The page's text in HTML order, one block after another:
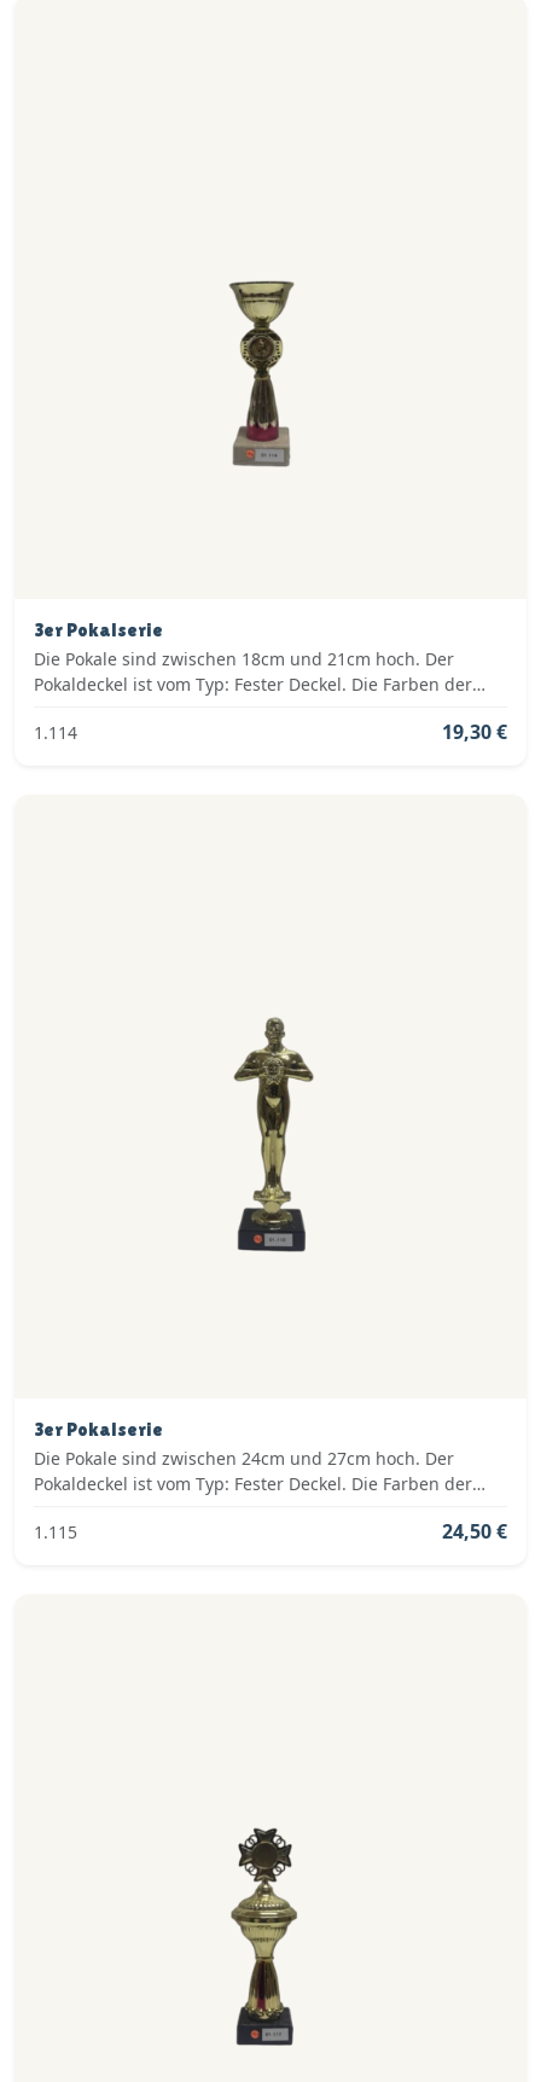
3er Pokalserie
Die Pokale sind zwischen 18cm und 21cm hoch. Der
Pokaldeckel ist vom Typ: Fester Deckel. Die Farben der
1.114
19,30 €
3er Pokalserie
Die Pokale sind zwischen 24cm und 27cm hoch. Der
Pokaldeckel ist vom Typ: Fester Deckel. Die Farben der
1.115
24,50 €